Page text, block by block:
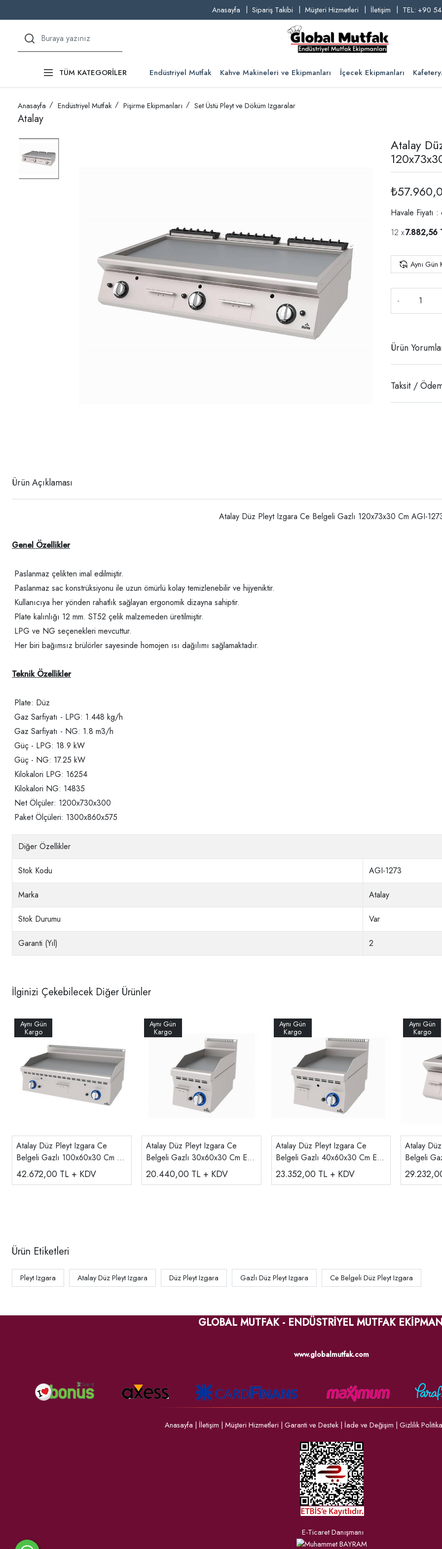
Anasayfa Sipariş Takibi Müşteri Hizmetleri İletişim TEL: +90
TÜM KATEGORİLER Endüstriyel Mutfak Kahve Makineleri ve Ekipmanları İçecek Ekipmanları
Anasayfa Endüstriyel Mutfak Pişirme Ekipmanları Set Üstü Pleyt ve Döküm Izgaralar
Atalay
Atalay
Havale Fiyatı
7.882,56
Aynı Gün
-
Ürün
Taksit /
Ürün Açıklaması
Atalay Düz Pleyt Izgara Ce Belgeli Gazlı 120x73x30 Cm AGI-
Genel Özellikler
Paslanmaz çelikten imal edilmiştir.
Paslanmaz sac konstrüksiyonu ile uzun ömürlü kolay temizlenebilir ve hijyeniktir.
Kullanıcıya her yönden rahatlık sağlayan ergonomik dizayna sahiptir.
Plate kalınlığı 12 mm. ST52 çelik malzemeden üretilmiştir.
LPG ve NG seçenekleri mevcuttur.
Her biri bağımsız brülörler sayesinde homojen ısı dağılımı sağlamaktadır.
Teknik Özellikler
Plate: Düz
Gaz Sarfiyatı - LPG: 1.448 kg/h
Gaz Sarfiyatı - NG: 1.8 m3/h
Güç - LPG: 18.9 kW
Güç - NG: 17.25 kW
Kilokalori LPG: 16254
Kilokalori NG: 14835
Net Ölçüler: 1200x730x300
Paket Ölçüleri: 1300x860x575
Diğer Özellikler
Stok Kodu AGI-1273
Marka Atalay
Stok Durumu Var
Garanti (Yıl) 2
İlginizi Çekebilecek Diğer Ürünler
Atalay Düz Pleyt Izgara Ce
Belgeli Gazlı 100x60x30 Cm E
AGI-1060
42.672,00 TL + KDV
Atalay Düz Pleyt Izgara Ce
Belgeli Gazlı 30x60x30 Cm E
AGI-360
20.440,00 TL + KDV
Atalay Düz Pleyt Izgara Ce
Belgeli Gazlı 40x60x30 Cm E
AGI-460
23.352,00 TL + KDV
Atalay
Belgeli
AGI-473
Ürün Etiketleri
Pleyt Izgara Atalay Düz Pleyt Izgara Düz Pleyt Izgara Gazlı Düz Pleyt Izgara Ce Belgeli Düz Pleyt Izgara
GLOBAL MUTFAK - ENDÜSTRİYEL MUTFAK
www.globalmutfak.com
Anasayfa | İletişim | Müşteri Hizmetleri | Garanti ve Destek | İade ve Değişim | Gizlilik
E-Ticaret Danışmanı